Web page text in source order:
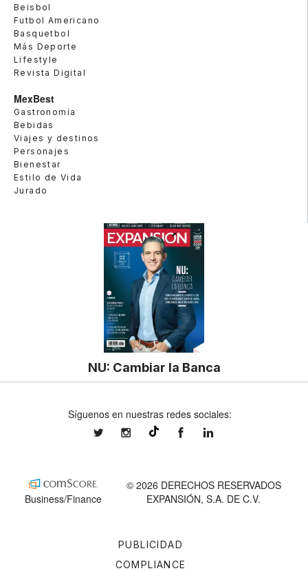
Beisbol
Futbol Americano
Basquetbol
Más Deporte
Lifestyle
Revista Digital
MexBest
Gastronomía
Bebidas
Viajes y destinos
Personajes
Bienestar
Estilo de Vida
Jurado
NU: Cambiar la Banca
PUBLICIDAD
COMPLIANCE
Síguenos en nuestras redes sociales:
expansionmxexpansionmx ExpansionMex
Business/Finance
© 2026 DERECHOS RESERVADOS
EXPANSIÓN, S.A. DE C.V.